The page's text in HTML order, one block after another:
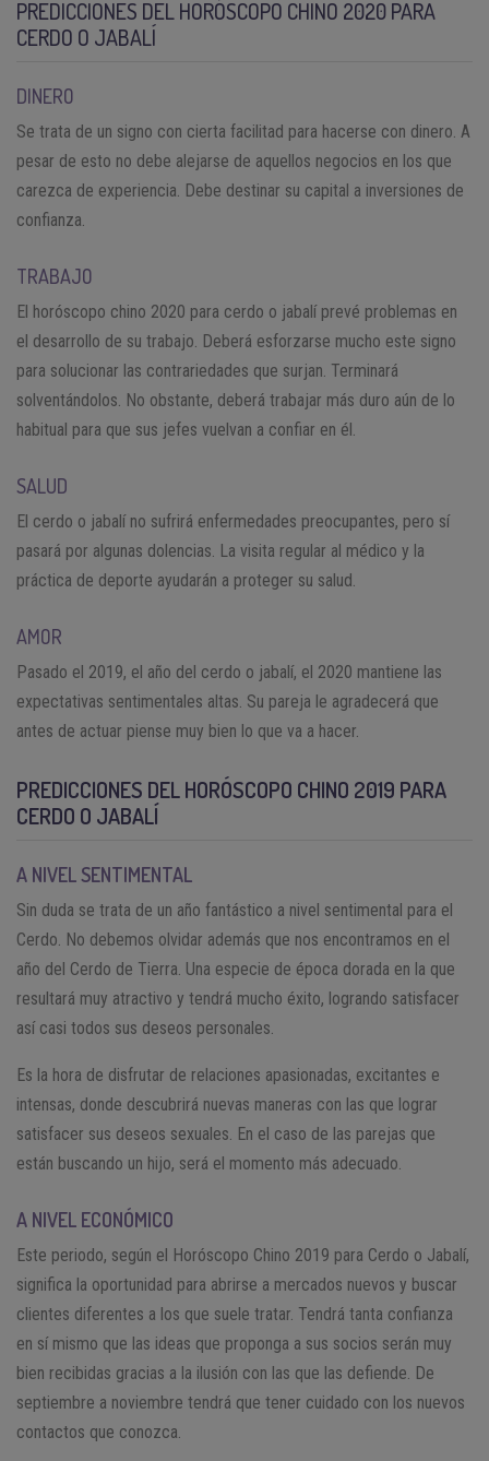
PREDICCIONES DEL HORÓSCOPO CHINO 2020 PARA
CERDO O JABALÍ
DINERO
Se trata de un signo con cierta facilitad para hacerse con dinero. A
pesar de esto no debe alejarse de aquellos negocios en los que
carezca de experiencia. Debe destinar su capital a inversiones de
confianza.
TRABAJO
El horóscopo chino 2020 para cerdo o jabalí prevé problemas en
el desarrollo de su trabajo. Deberá esforzarse mucho este signo
para solucionar las contrariedades que surjan. Terminará
solventándolos. No obstante, deberá trabajar más duro aún de lo
habitual para que sus jefes vuelvan a confiar en él.
SALUD
El cerdo o jabalí no sufrirá enfermedades preocupantes, pero sí
pasará por algunas dolencias. La visita regular al médico y la
práctica de deporte ayudarán a proteger su salud.
AMOR
Pasado el 2019, el año del cerdo o jabalí, el 2020 mantiene las
expectativas sentimentales altas. Su pareja le agradecerá que
antes de actuar piense muy bien lo que va a hacer.
PREDICCIONES DEL HORÓSCOPO CHINO 2019 PARA
CERDO O JABALÍ
A NIVEL SENTIMENTAL
Sin duda se trata de un año fantástico a nivel sentimental para el
Cerdo. No debemos olvidar además que nos encontramos en el
año del Cerdo de Tierra. Una especie de época dorada en la que
resultará muy atractivo y tendrá mucho éxito, logrando satisfacer
así casi todos sus deseos personales.
Es la hora de disfrutar de relaciones apasionadas, excitantes e
intensas, donde descubrirá nuevas maneras con las que lograr
satisfacer sus deseos sexuales. En el caso de las parejas que
están buscando un hijo, será el momento más adecuado.
A NIVEL ECONÓMICO
Este periodo, según el Horóscopo Chino 2019 para Cerdo o Jabalí,
significa la oportunidad para abrirse a mercados nuevos y buscar
clientes diferentes a los que suele tratar. Tendrá tanta confianza
en sí mismo que las ideas que proponga a sus socios serán muy
bien recibidas gracias a la ilusión con las que las defiende. De
septiembre a noviembre tendrá que tener cuidado con los nuevos
contactos que conozca.